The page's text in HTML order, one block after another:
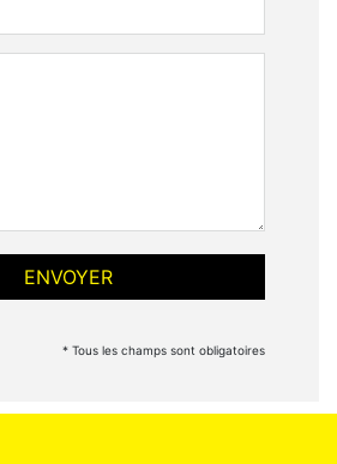
* Tous les champs sont obligatoires